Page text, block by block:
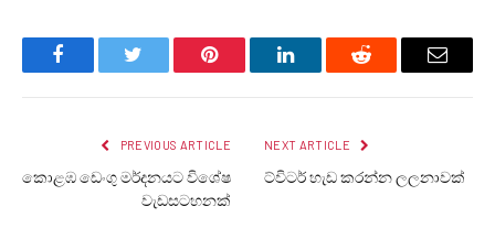
FacebookTwitter Pinterest LinkedInReddit Email
PREVIOUS ARTICLE
කොළඹ ඩෙංගු මර්දනයට විශේෂ
වැඩසටහනක්
NEXT ARTICLE
ට්විටර් හැඩ කරන්න ලලනාවක්